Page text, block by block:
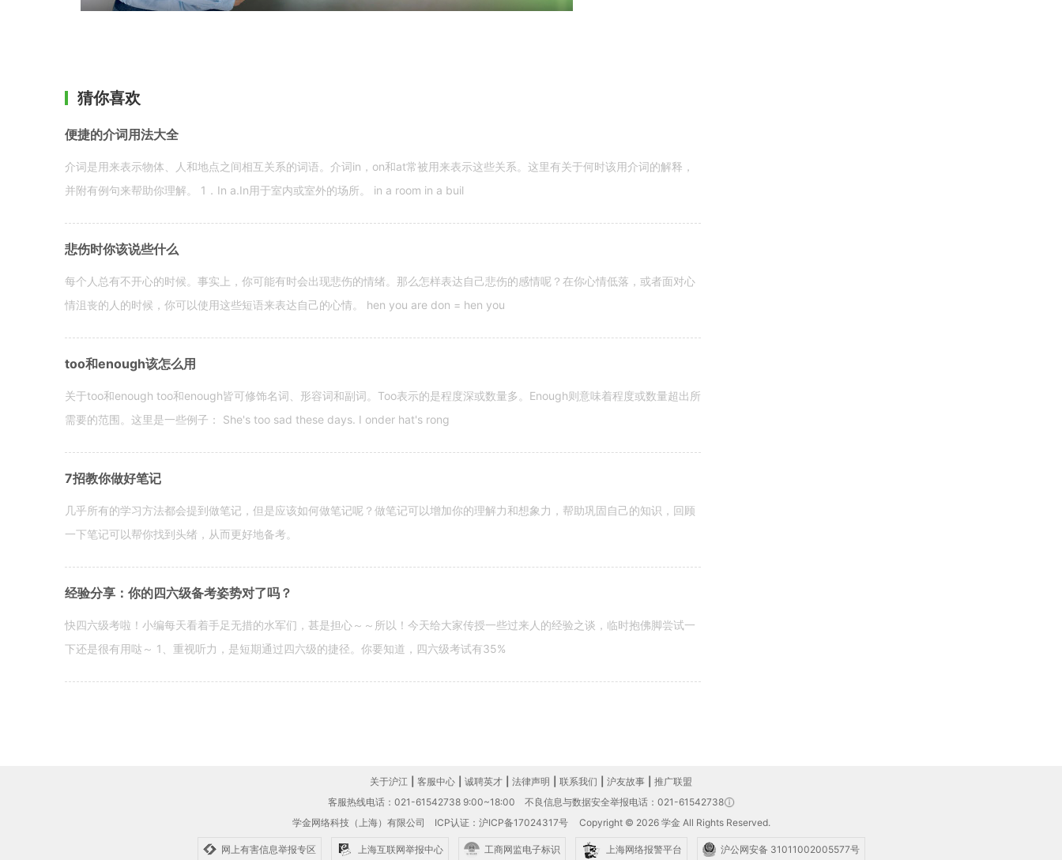
猜你喜欢
便捷的介词用法大全
介词是用来表示物体、人和地点之间相互关系的词语。介词in，on和at常被用来表示这些关系。这里有关于何时该用介词的解释，
并附有例句来帮助你理解。 1．In a.In用于室内或室外的场所。 in a room in a buil
悲伤时你该说些什么
每个人总有不开心的时候。事实上，你可能有时会出现悲伤的情绪。那么怎样表达自己悲伤的感情呢？在你心情低落，或者面对心
情沮丧的人的时候，你可以使用这些短语来表达自己的心情。 hen you are don = hen you
too和enough该怎么用
关于too和enough too和enough皆可修饰名词、形容词和副词。Too表示的是程度深或数量多。Enough则意味着程度或数量超出所
需要的范围。这里是一些例子： She's too sad these days. I onder hat's rong
7招教你做好笔记
几乎所有的学习方法都会提到做笔记，但是应该如何做笔记呢？做笔记可以增加你的理解力和想象力，帮助巩固自己的知识，回顾
一下笔记可以帮你找到头绪，从而更好地备考。
经验分享：你的四六级备考姿势对了吗？
快四六级考啦！小编每天看着手足无措的水军们，甚是担心～～所以！今天给大家传授一些过来人的经验之谈，临时抱佛脚尝试一
下还是很有用哒～ 1、重视听力，是短期通过四六级的捷径。你要知道，四六级考试有35%
关于沪江 客服中心 诚聘英才 法律声明 联系我们 沪友故事
推广联盟
客服热线电话：021-61542738 9:00~18:00
不良信息与数据安全举报电话：021-61542738
学金网络科技（上海）有限公司 ICP认证：沪ICP备17024317号 Copyright © 2026 学金 All Rights Reserved.
网上有害信息举报专区 上海互联网举报中心 工商网监电子标识 上海网络报警平台 沪公网安备 31011002005577号